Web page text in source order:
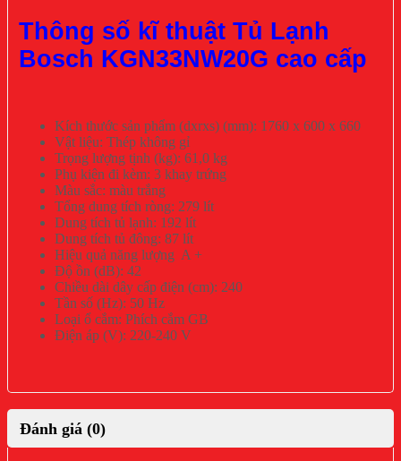
Thông số kĩ thuật Tủ Lạnh
Bosch KGN33NW20G cao cấp
Kích thước sản phẩm (dxrxs) (mm): 1760 x 600 x 660
Vật liệu: Thép không gỉ
Trọng lượng tịnh (kg): 61,0 kg
Phụ kiện đi kèm: 3 khay trứng
Màu sắc: màu trắng
Tổng dung tích ròng: 279 lít
Dung tích tủ lạnh: 192 lít
Dung tích tủ đông: 87 lít
Hiệu quả năng lượng A +
Độ ồn (dB): 42
Chiều dài dây cấp điện (cm): 240
Tần số (Hz): 50 Hz
Loại ổ cắm: Phích cắm GB
Điện áp (V): 220-240 V
Đánh giá (0)